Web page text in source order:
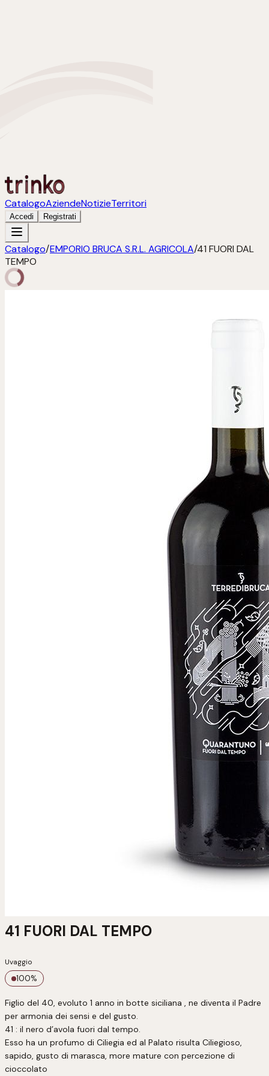
CatalogoAziendeNotizieTerritori
Accedi Registrati
Catalogo/EMPORIO BRUCA S.R.L. AGRICOLA/41 FUORI DAL
TEMPO
41 FUORI DAL TEMPO
Uvaggio
100%
Figlio del 40, evoluto 1 anno in botte siciliana , ne diventa il Padre
per armonia dei sensi e del gusto.
41 : il nero d’avola fuori dal tempo.
Esso ha un profumo di Ciliegia ed al Palato risulta Ciliegioso,
sapido, gusto di marasca, more mature con percezione di
cioccolato